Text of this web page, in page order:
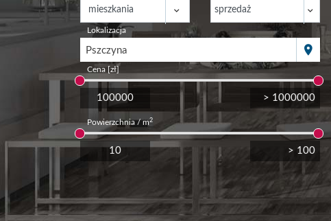
Lokalizacja
Pszczyna
Cena [zł]
Powierzchnia / m2